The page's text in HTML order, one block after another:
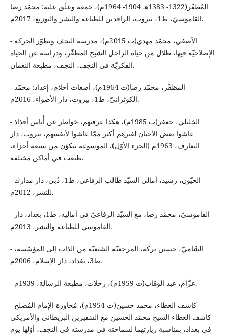
المُظفّر(1322- 1383هـ 1904- 1964م)، جمعه وعلّق عليه: محمّد رضا
القاموسيّ، ط1، بيروت، الرافدين للطباعة والنشر والتوزيع، 2017م.
- الآصفي، محمّد مهدي(ت 2015م)، مدرسة النجف وتطوّر الحركة
الإصلاحيّة فيها، ظلال من حياة الراحل الشيخ المظفّر، ودراسة عن الحياة
الفكريّة في النجف، النجف، مطبعة النعمان.
- المظفّر، محمّد رضا(ت 1964م)، أضغاث أحلام، إعداد: محمّد
الكوثرانيّ، ط1، بيروت، دار الأضواء، 2016م.
- الخليلي، جعفر(ت 1985م)، هكذا عرفتهم، خواطر عن أُناس أفذاذ
عاشوا بعض الأحيان لغيرهم أكثر ممّا عاشوا لأنفسهم، بيروت، دار
التعارف، 1963م (الجزء الأوّل). الموسوعة تتكوّن من سبعة أجزاء،
طبعت في أماكن مختلفة.
- الخيّون، رشيد، أمالي السيّد طالب الرفاعي، ط1، دُبي، دار مدارك
للنشر، 2012م.
- القاموسيّ، محمّد رضا، مع السيّد الرفاعيّ في أماليه، ط1، بغداد، دار
القاموسي للطباعة والنشر، 2013م.
- الشّاميّ، حسين بركة، المرجعيّة الشيعيّة من الذات إلى المؤسّسة،
ط3، بغداد، دار الإسلام، 2006م.
- عزّام، عبد الوهّاب(ت 1959م)، رحلات، مطبعة الرسالة، 1939م.
- كاشف الغطاء، محمد حسين(ت 1954م)، مُحاورة الإمام المُصلح
كاشف الغطاء الشيخ محمّد الحسين مع السَفيرين البريطاني والأمريكي
في بغداد، بمناسبة زيارتهما لسماحته في مدرسته في النجف، أوّلها يوم